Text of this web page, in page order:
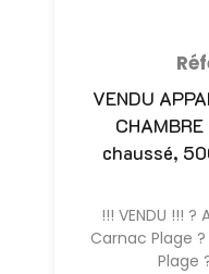
VENDU
chaussé,
!!! VENDU !!!
Carnac Plage
Plage